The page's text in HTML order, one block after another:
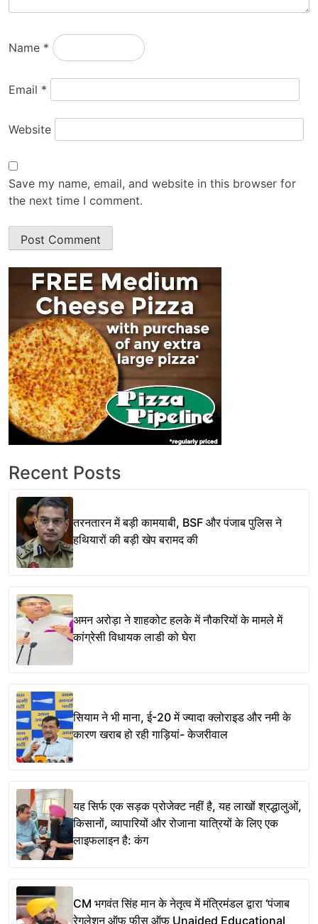
Name *
Email *
Website
Save my name, email, and website in this browser for
the next time I comment.
Recent Posts
तरनतारन में बड़ी कामयाबी, BSF और पंजाब पुलिस ने
हथियारों की बड़ी खेप बरामद की
अमन अरोड़ा ने शाहकोट हलके में नौकरियों के मामले में
कांग्रेसी विधायक लाडी को घेरा
सियाम ने भी माना, ई-20 में ज्यादा क्लोराइड और नमी के
कारण खराब हो रही गाड़ियां- केजरीवाल
यह सिर्फ एक सड़क प्रोजेक्ट नहीं है, यह लाखों श्रद्धालुओं,
किसानों, व्यापारियों और रोजाना यात्रियों के लिए एक
लाइफलाइन है: कंग
CM भगवंत सिंह मान के नेतृत्व में मंत्रिमंडल द्वारा ‘पंजाब
रेगुलेशन ऑफ फीस ऑफ Unaided Educational